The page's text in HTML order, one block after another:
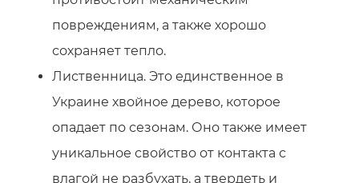
повреждениям, а также хорошо
сохраняет тепло.
Лиственница. Это единственное в
Украине хвойное дерево, которое
опадает по сезонам. Оно также имеет
уникальное свойство от контакта с
влагой не разбухать, а твердеть и